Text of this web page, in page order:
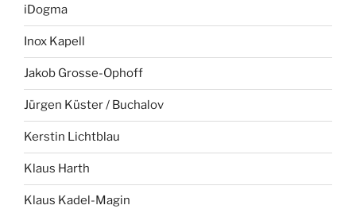
iDogma
Inox Kapell
Jakob Grosse-Ophoff
Jürgen Küster / Buchalov
Kerstin Lichtblau
Klaus Harth
Klaus Kadel-Magin